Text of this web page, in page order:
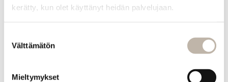
kerätty, kun olet käyttänyt heidän palvelujaan.
valinta
Välttämätön
Mieltymykset
tuotteesta